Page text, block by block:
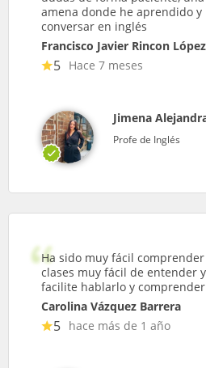
amena donde he aprendido y
conversar en inglés
Francisco Javier Rincon López
5 Hace 7 meses
Jimena
Profe de Inglés
Ha sido muy fácil
clases muy fácil de entender
facilite hablarlo y
Carolina Vázquez Barrera
5 hace más de 1 año